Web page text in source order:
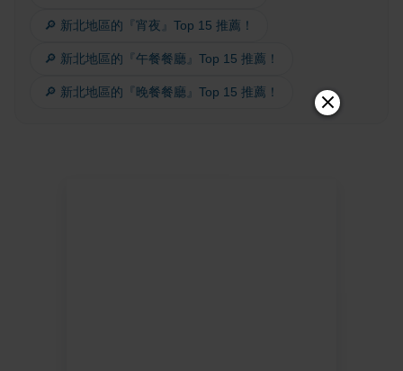
🔎 新北地區的『宵夜』Top 15 推薦！
🔎 新北地區的『午餐餐廳』Top 15 推薦！
🔎 新北地區的『晚餐餐廳』Top 15 推薦！